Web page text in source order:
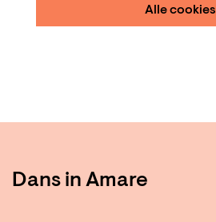
Alle cookies
Dans in Amare